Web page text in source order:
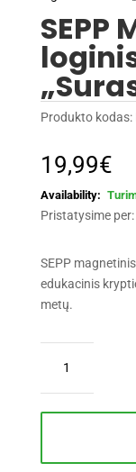
SEPP
Produkto kodas:
19,99€
Pristatysime
SEPP
edukacinis
metų.
kiekis:
SEPP
Magnetinis